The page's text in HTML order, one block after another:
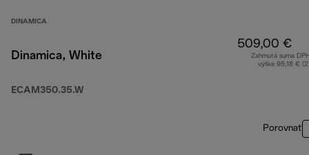
DINAMICA
Dinamica, White
ECAM350.35.W
509,00 €
Zahrnutá suma
výške 95,18 €
Porovnať